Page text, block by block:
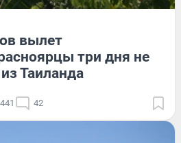
вылет
три дня не
Таиланда
42